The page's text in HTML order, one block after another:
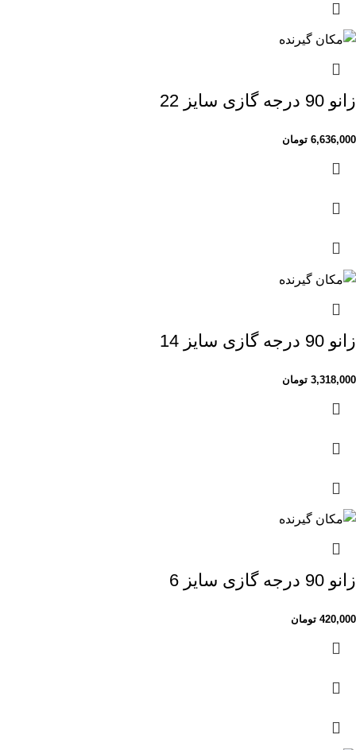
زانو 90 درجه گازی سایز 22
6,636,000 تومان
زانو 90 درجه گازی سایز 14
3,318,000 تومان
زانو 90 درجه گازی سایز 6
420,000 تومان